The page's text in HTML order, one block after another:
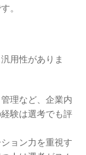
。
用性がありま
理など、企業内
験は選考でも評
ョン力を重視す